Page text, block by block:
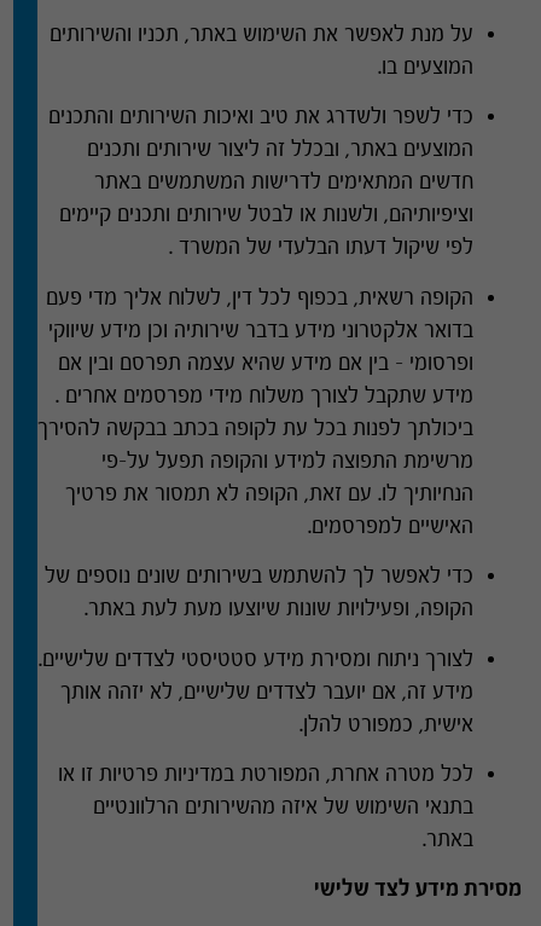
על מנת לאפשר את השימוש באתר, תכניו והשירותים
המוצעים בו.
כדי לשפר ולשדרג את טיב ואיכות השירותים והתכנים
המוצעים באתר, ובכלל זה ליצור שירותים ותכנים
חדשים המתאימים לדרישות המשתמשים באתר
וציפיותיהם, ולשנות או לבטל שירותים ותכנים קיימים
לפי שיקול דעתו הבלעדי של המשרד .
הקופה רשאית, בכפוף לכל דין, לשלוח אליך מדי פעם
בדואר אלקטרוני מידע בדבר שירותיה וכן מידע שיווקי
ופרסומי – בין אם מידע שהיא עצמה תפרסם ובין אם
מידע שתקבל לצורך משלוח מידי מפרסמים אחרים .
ביכולתך לפנות בכל עת לקופה בכתב בבקשה להסירך
מרשימת התפוצה למידע והקופה תפעל על–פי
הנחיותיך לו. עם זאת, הקופה לא תמסור את פרטיך
האישיים למפרסמים.
כדי לאפשר לך להשתמש בשירותים שונים נוספים של
הקופה, ופעילויות שונות שיוצעו מעת לעת באתר.
לצורך ניתוח ומסירת מידע סטטיסטי לצדדים שלישיים.
מידע זה, אם יועבר לצדדים שלישיים, לא יזהה אותך
אישית, כמפורט להלן.
לכל מטרה אחרת, המפורטת במדיניות פרטיות זו או
בתנאי השימוש של איזה מהשירותים הרלוונטיים
באתר.
מסירת מידע לצד שלישי